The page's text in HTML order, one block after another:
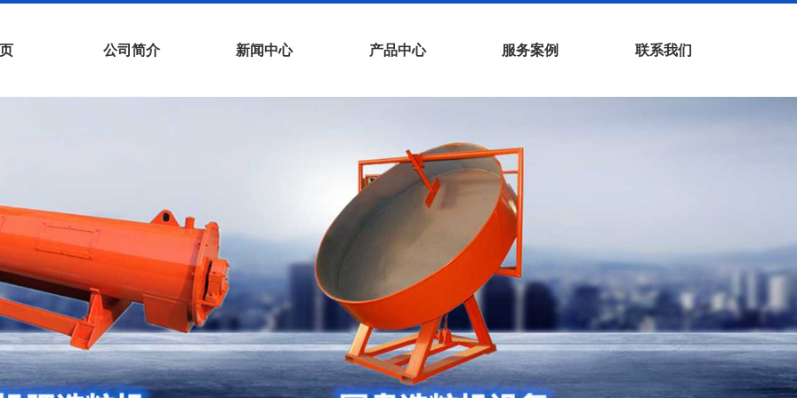
公司简介 新闻中心 产品中心 服务案例 联系我们